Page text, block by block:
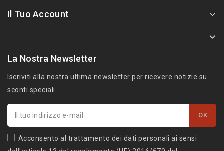
Il Tuo Account
La Nostra Newsletter
Iscriviti alla nostra ultima newsletter per ricevere notizie su
sconti speciali.
Acconsento al trattamento dei dati personali ai sensi